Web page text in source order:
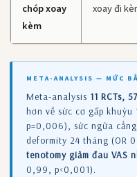
chóp xoay
kèm
xoay đi
META-ANALYSIS — MỨC
Meta-analysis 11 RCTs,
hơn về sức cơ gấp khuỷu
p=0,006), sức ngửa
deformity 24 tháng (OR
tenotomy giảm đau VAS
0,99, p<0,001).